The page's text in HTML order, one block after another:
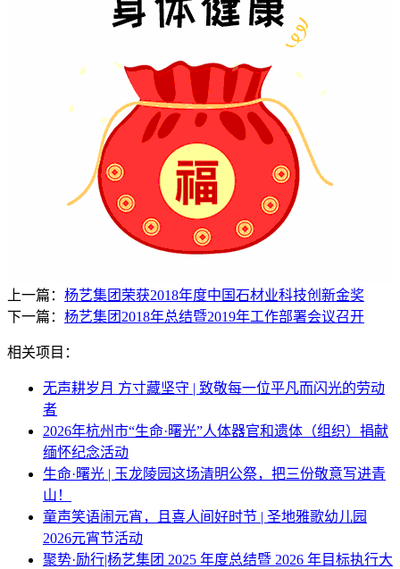
上一篇： 杨艺集团荣获2018年度中国石材业科技创新金奖
下一篇： 杨艺集团2018年总结暨2019年工作部署会议召开
相关项目：
无声耕岁月 方寸藏坚守 | 致敬每一位平凡而闪光的劳动
者
2026年杭州市“生命·曙光”人体器官和遗体（组织）捐献
缅怀纪念活动
生命·曙光 | 玉龙陵园这场清明公祭，把三份敬意写进青
山！
童声笑语闹元宵，且喜人间好时节 | 圣地雅歌幼儿园
2026元宵节活动
聚势·励行|杨艺集团 2025 年度总结暨 2026 年目标执行大